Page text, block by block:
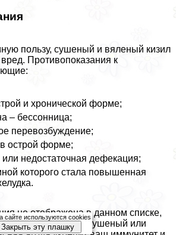
пользу, сушеный и вяленый кизил
Противопоказания к
и хронической форме;
– бессонница;
перевозбуждение;
острой форме;
или недостаточная дефекация;
которого стала повышенная
не отображена в данном списке,
внимание на сушеный или
сайте используются cookies
Закрыть эту плашку